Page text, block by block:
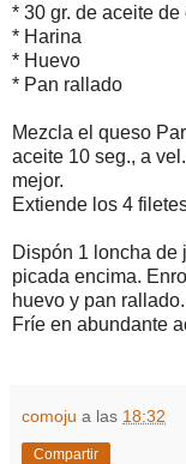
* 30 gr. de aceite
* Harina
* Huevo
* Pan rallado
Mezcla el queso
aceite 10 seg., a
mejor.
Extiende los 4
Dispón 1 loncha de
picada encima.
huevo y pan rallado.
Fríe en abundante
comoju a las 18:32
Compartir